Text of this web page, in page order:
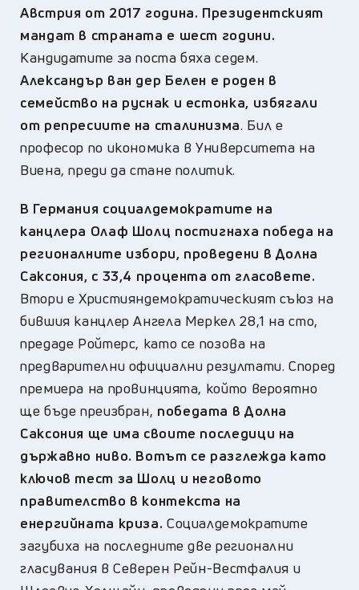
Австрия от 2017 година. Президентският
мандат в страната е шест години.
Кандидатите за поста бяха седем.
Александър ван дер Белен е роден в
семейство на руснак и естонка, избягали
от репресиите на сталинизма. Бил е
професор по икономика в Университета на
Виена, преди да стане политик.
В Германия социалдемократите на
канцлера Олаф Шолц постигнаха победа на
регионалните избори, проведени в Долна
Саксония, с 33,4 процента от гласовете.
Втори е Християндемократическият съюз на
бившия канцлер Ангела Меркел 28,1 на сто,
предаде Ройтерс, като се позова на
предварителни официални резултати. Според
премиера на провинцията, който вероятно
ще бъде преизбран, победата в Долна
Саксония ще има своите последици на
държавно ниво. Вотът се разглежда като
ключов тест за Шолц и неговото
правителство в контекста на
енергийната криза. Социалдемократите
загубиха на последните две регионални
гласувания в Северен Рейн-Вестфалия и